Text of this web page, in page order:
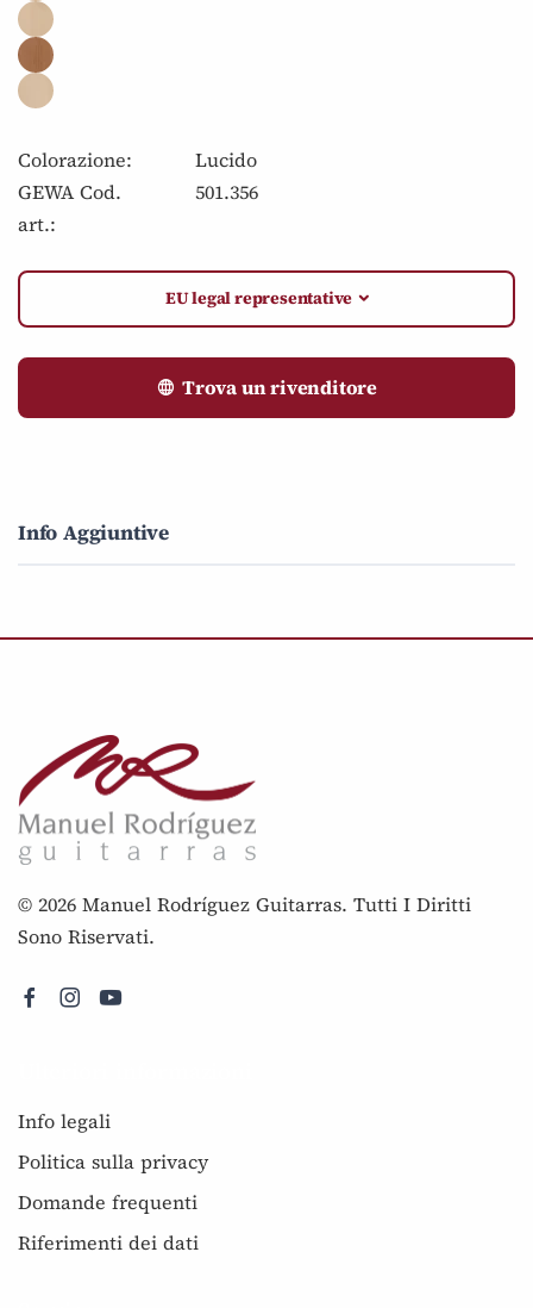
Colorazione:
Lucido
GEWA Cod.
art.:
501.356
EU legal representative
Trova un rivenditore
Info Aggiuntive
© 2026 Manuel Rodríguez Guitarras. Tutti I Diritti
Sono Riservati.
Info legali
Politica sulla privacy
Domande frequenti
Riferimenti dei dati